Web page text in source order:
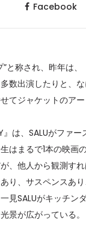
Facebook
と称され、昨年は、
数出演したりと、
てジャケットのア
は、SALUがファー
はまるで1本の映
、他人から観測す
り、サスペンスあ
見SALUがキッチ
景が広がっている